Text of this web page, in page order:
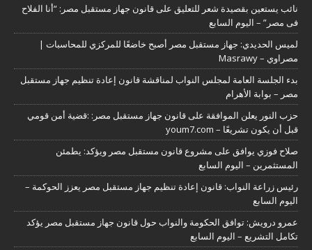
نائب يستعين بقصيدة شعر للتعليق على قانون جهاز مستقبل مصر: “أنا الفلاح
فى مصر” – اليوم السابع
لميس الحديدي: جهاز مستقبل مصر أصبح خاضعًا للمركزي للمحاسبات |
مصراوي – Masrawy
بدء الجلسة العامة لمجلس النواب لمناقشة قانون إعادة تنظيم جهاز مستقبل
مصر – بوابة الأهرام
حزب النور يعلن الموافقة على قانون جهاز مستقبل مصر: :قضية أمن قومي
قبل أن يكون تشريعًا – youm7.com
صلاح فوزي يوافق على مشروع قانون مستقبل مصر ويؤكد: يطمئن
المستثمرين – اليوم السابع
رئيس زراعة النواب: قانون إعادة تنظيم جهاز مستقبل مصر يعزز الحوكمة –
اليوم السابع
عمرو درويش: توافق الحكومة والنواب حول قانون جهاز مستقبل مصر يؤكد
تكامل التشريع – اليوم السابع